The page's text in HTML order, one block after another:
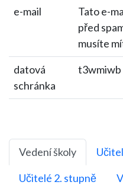
e-mail
Tato e-
před
musíte
datová
schránka
t3wmiwb
Vedení školy
Učitelé 2. stupně